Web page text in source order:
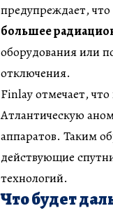
предупреждает, что
большее
оборудования или
отключения.
Finlay отмечает,
Атлантическую
аппаратов. Таким
действующие
технологий.
Что будет